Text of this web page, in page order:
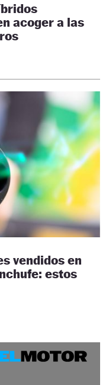
acoger a las
vendidos en
estos